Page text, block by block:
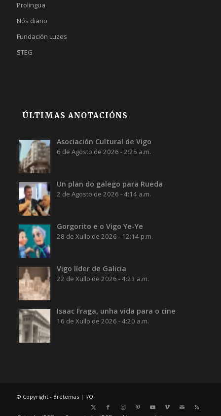
Prolingua
Nós diario
Fundación Luzes
STEG
ÚLTIMAS ANOTACIÓNS
Asociación Cultural de Vigo
6 de Agosto de 2026 - 2:25 a.m.
Un plan do galego para Rueda
2 de Agosto de 2026 - 4:14 a.m.
Gorgorito e o Vigo Ye-Ye
28 de Xullo de 2026 - 12:14 p.m.
Vigo líder de Galicia
22 de Xullo de 2026 - 4:23 a.m.
Isaac Fraga, unha vida para o cine
16 de Xullo de 2026 - 4:20 a.m.
© Copyright - Brétemas | I/O